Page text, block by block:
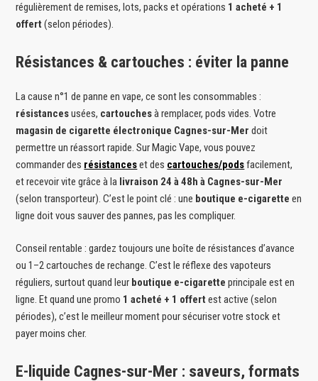
régulièrement de remises, lots, packs et opérations 1 acheté + 1
offert (selon périodes).
Résistances & cartouches : éviter la panne
La cause n°1 de panne en vape, ce sont les consommables :
résistancesusées, cartouchesà remplacer, pods vides. Votre
magasin de cigarette électronique Cagnes-sur-Mer doit
permettre un réassort rapide. Sur Magic Vape, vous pouvez
commander des résistanceset des cartouches/podsfacilement,
et recevoir vite grâce à la livraison 24 à 48h à Cagnes-sur-Mer
(selon transporteur). C’est le point clé : une boutique e-cigarette en
ligne doit vous sauver des pannes, pas les compliquer.
Conseil rentable : gardez toujours une boîte de résistances d’avance
ou 1–2 cartouches de rechange. C’est le réflexe des vapoteurs
réguliers, surtout quand leur boutique e-cigarette principale est en
ligne. Et quand une promo 1 acheté + 1 offert est active (selon
périodes), c’est le meilleur moment pour sécuriser votre stock et
payer moins cher.
E-liquide Cagnes-sur-Mer : saveurs, formats